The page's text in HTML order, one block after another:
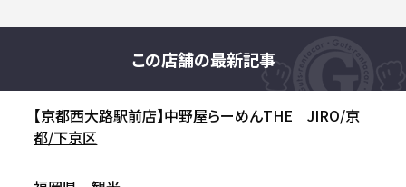
この店舗の最新記事
【京都西大路駅前店】中野屋らーめんTHE JIRO/京
都/下京区